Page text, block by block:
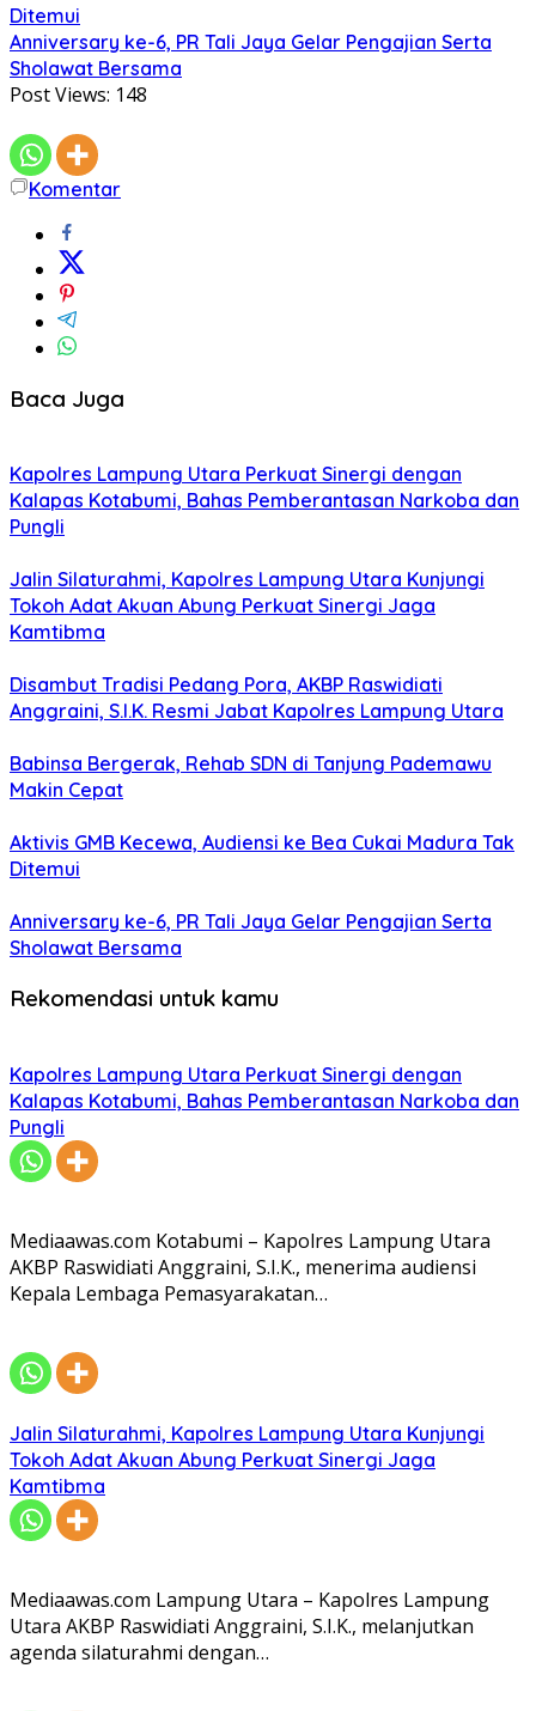
Ditemui
Anniversary ke-6, PR Tali Jaya Gelar Pengajian Serta
Sholawat Bersama
Post Views: 148
Komentar
Baca Juga
Kapolres Lampung Utara Perkuat Sinergi dengan
Kalapas Kotabumi, Bahas Pemberantasan Narkoba dan
Pungli
Jalin Silaturahmi, Kapolres Lampung Utara Kunjungi
Tokoh Adat Akuan Abung Perkuat Sinergi Jaga
Kamtibma
Disambut Tradisi Pedang Pora, AKBP Raswidiati
Anggraini, S.I.K. Resmi Jabat Kapolres Lampung Utara
Babinsa Bergerak, Rehab SDN di Tanjung Pademawu
Makin Cepat
Aktivis GMB Kecewa, Audiensi ke Bea Cukai Madura Tak
Ditemui
Anniversary ke-6, PR Tali Jaya Gelar Pengajian Serta
Sholawat Bersama
Rekomendasi untuk kamu
Kapolres Lampung Utara Perkuat Sinergi dengan
Kalapas Kotabumi, Bahas Pemberantasan Narkoba dan
Pungli
Mediaawas.com Kotabumi – Kapolres Lampung Utara
AKBP Raswidiati Anggraini, S.I.K., menerima audiensi
Kepala Lembaga Pemasyarakatan…
Jalin Silaturahmi, Kapolres Lampung Utara Kunjungi
Tokoh Adat Akuan Abung Perkuat Sinergi Jaga
Kamtibma
Mediaawas.com Lampung Utara – Kapolres Lampung
Utara AKBP Raswidiati Anggraini, S.I.K., melanjutkan
agenda silaturahmi dengan…